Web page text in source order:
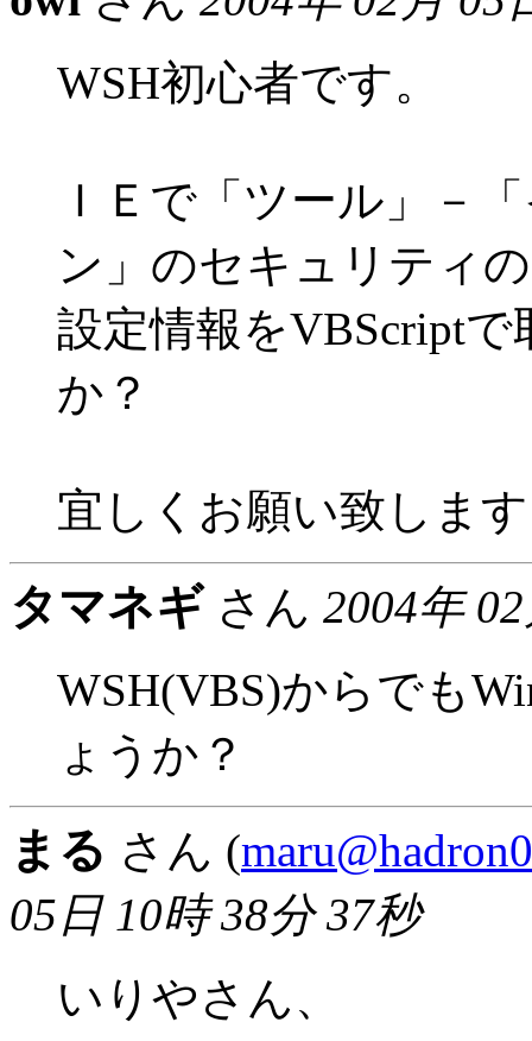
WSH初心者です。
ＩＥで「ツール」－
ン」のセキュリティ
設定情報をVBScript
か？
宜しくお願い致しま
タマネギ さん 2004年
WSH(VBS)からでも
ょうか？
まる さん (
05日 10時 38分 37秒
いりやさん、